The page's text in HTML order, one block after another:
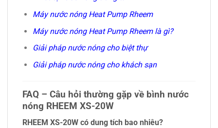
Máy nước nóng Heat Pump Rheem
Máy nước nóng Heat Pump Rheem là gì?
Giải pháp nước nóng cho biệt thự
Giải pháp nước nóng cho khách sạn
FAQ – Câu hỏi thường gặp về bình nước
nóng RHEEM XS-20W
RHEEM XS-20W có dung tích bao nhiêu?